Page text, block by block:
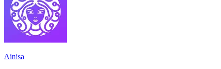
Ainisa